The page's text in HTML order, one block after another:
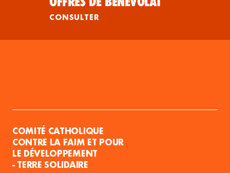
CONSULTER
COMITÉ CATHOLIQUE
CONTRE LA FAIM ET POUR
LE DÉVELOPPEMENT
- TERRE SOLIDAIRE